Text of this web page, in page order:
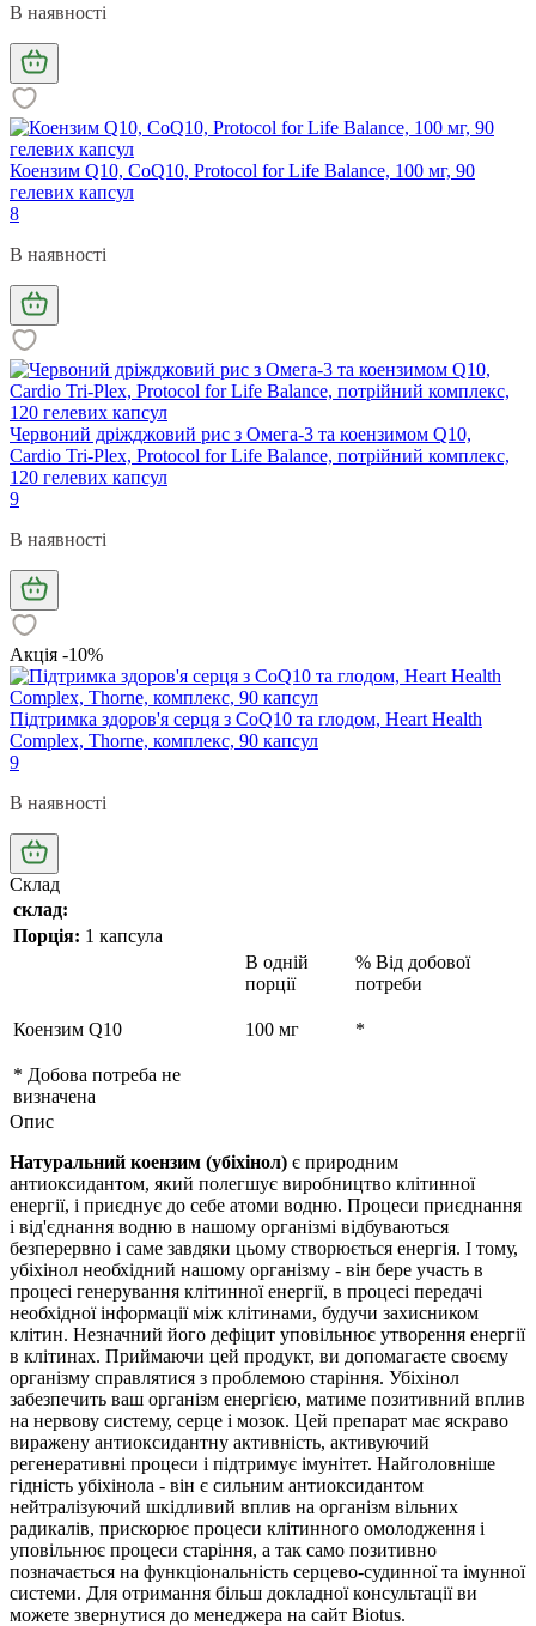
В наявності
Коензим Q10, CoQ10, Protocol for Life Balance, 100 мг, 90
гелевих капсул
8
В наявності
Червоний дріжджовий рис з Омега-3 та коензимом Q10,
Cardio Tri-Plex, Protocol for Life Balance, потрійний комплекс,
120 гелевих капсул
9
В наявності
Акція -10%
Підтримка здоров'я серця з CoQ10 та глодом, Heart Health
Complex, Thorne, комплекс, 90 капсул
9
В наявності
Склад
склад:
Порція: 1 капсула
В одній
порції
% Від добової
потреби
Коензим Q10 100 мг *
* Добова потреба не
визначена
Опис
Натуральний коензим (убіхінол) є природним
антиоксидантом, який полегшує виробництво клітинної
енергії, і приєднує до себе атоми водню. Процеси приєднання
і від'єднання водню в нашому організмі відбуваються
безперервно і саме завдяки цьому створюється енергія. І тому,
убіхінол необхідний нашому організму - він бере участь в
процесі генерування клітинної енергії, в процесі передачі
необхідної інформації між клітинами, будучи захисником
клітин. Незначний його дефіцит уповільнює утворення енергії
в клітинах. Приймаючи цей продукт, ви допомагаєте своєму
організму справлятися з проблемою старіння. Убіхінол
забезпечить ваш організм енергією, матиме позитивний вплив
на нервову систему, серце і мозок. Цей препарат має яскраво
виражену антиоксидантну активність, активуючий
регенеративні процеси і підтримує імунітет. Найголовніше
гідність убіхінола - він є сильним антиоксидантом
нейтралізуючий шкідливий вплив на організм вільних
радикалів, прискорює процеси клітинного омолодження і
уповільнює процеси старіння, а так само позитивно
позначається на функціональність серцево-судинної та імунної
системи. Для отримання більш докладної консультації ви
можете звернутися до менеджера на сайт Biotus.